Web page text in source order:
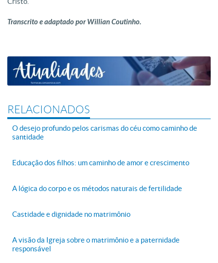
Transcrito e adaptado por Willian Coutinho.
RELACIONADOS
O desejo profundo pelos carismas do céu como caminho de
santidade
Educação dos filhos: um caminho de amor e crescimento
A lógica do corpo e os métodos naturais de fertilidade
Castidade e dignidade no matrimônio
A visão da Igreja sobre o matrimônio e a paternidade
responsável